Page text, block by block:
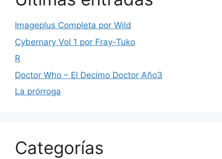
Imageplus Completa por Wild
Cybernary Vol 1 por Fray-Tuko
R
Doctor Who – El Decimo Doctor Año3
La prórroga
Categorías